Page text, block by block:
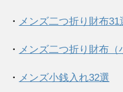
・ メンズ二つ折り財布31
・ メンズ二つ折り財布（
・ メンズ小銭入れ32選